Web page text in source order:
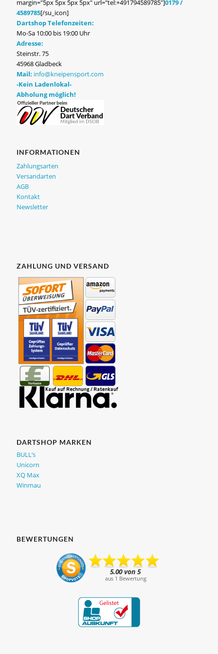
margin="5px 5px 5px 5px" url="tel:+491794589785"]0179 /
4589785[/su_icon]
Dartshop Telefonzeiten:
Mo-Sa 10:00 bis 19:00 Uhr
Adresse:
Steinstr. 75
45968 Gladbeck
Mail: info@kneipensport.com
-Kein Ladenlokal-
Abholung möglich!
INFORMATIONEN
Zahlungsarten
Versandarten
AGB
Kontakt
Newsletter
ZAHLUNG UND VERSAND
DARTSHOP MARKEN
BULL’s
Unicorn
XQ Max
Winmau
BEWERTUNGEN